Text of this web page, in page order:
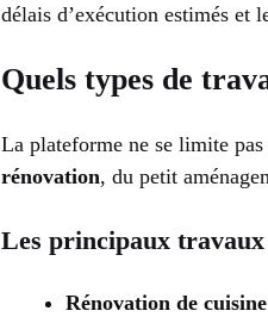
délais d’exécution estimés et
Quels types de
La plateforme ne se limite
rénovation, du petit
Les principaux travaux
Rénovation de cuisine